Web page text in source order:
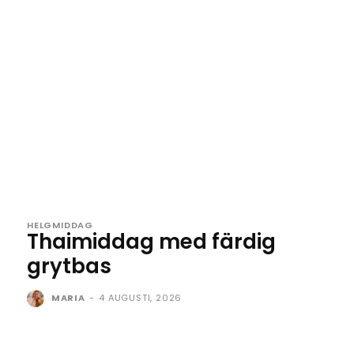
HELGMIDDAG
Thaimiddag med färdig
grytbas
MARIA - 4 AUGUSTI, 2026